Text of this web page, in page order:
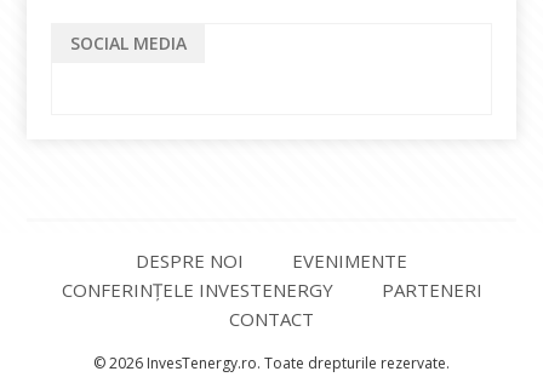
SOCIAL MEDIA
DESPRE NOI
EVENIMENTE
CONFERINȚELE INVESTENERGY
PARTENERI
CONTACT
© 2026 InvesTenergy.ro. Toate drepturile rezervate.